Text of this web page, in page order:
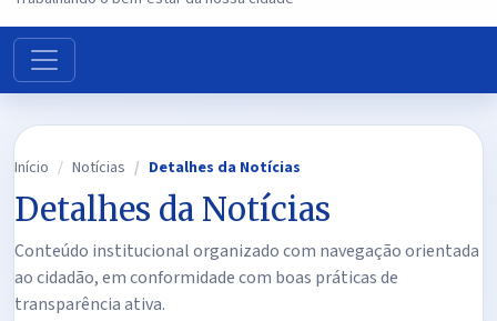
Início Notícias Detalhes da Notícias
Detalhes da Notícias
Conteúdo institucional organizado com navegação orientada
ao cidadão, em conformidade com boas práticas de
transparência ativa.